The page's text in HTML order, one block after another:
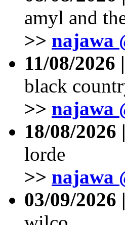
amyl and
>> najawa
11/08/2026 |
black
>> najawa
18/08/2026
lorde
>> najawa
03/09/